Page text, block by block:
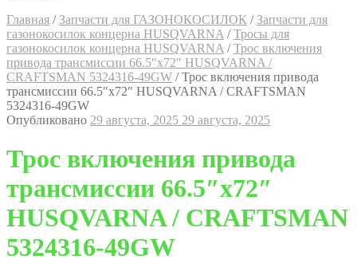
Главная / Запчасти для ГАЗОНОКОСИЛОК / Запчасти для
газонокосилок концерна HUSQVARNA /Тросы для
газонокосилок концерна HUSQVARNA /Трос включения
привода трансмиссии 66.5″х72″ HUSQVARNA /
CRAFTSMAN 5324316-49GW /Трос включения привода
трансмиссии 66.5″х72″ HUSQVARNA / CRAFTSMAN
5324316-49GW
Опубликовано 29 августа, 2025 29 августа, 2025
Трос включения привода
трансмиссии 66.5″х72″
HUSQVARNA / CRAFTSMAN
5324316-49GW